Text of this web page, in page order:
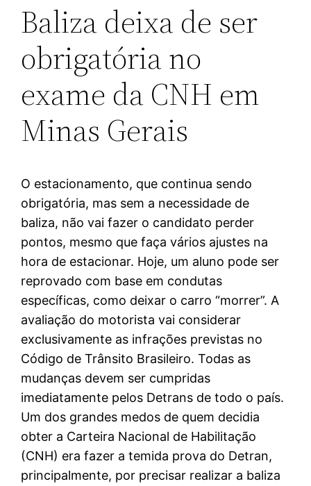
Baliza deixa de ser
obrigatória no
exame da CNH em
Minas Gerais
O estacionamento, que continua sendo
obrigatória, mas sem a necessidade de
baliza, não vai fazer o candidato perder
pontos, mesmo que faça vários ajustes na
hora de estacionar. Hoje, um aluno pode ser
reprovado com base em condutas
específicas, como deixar o carro “morrer”. A
avaliação do motorista vai considerar
exclusivamente as infrações previstas no
Código de Trânsito Brasileiro. Todas as
mudanças devem ser cumpridas
imediatamente pelos Detrans de todo o país.
Um dos grandes medos de quem decidia
obter a Carteira Nacional de Habilitação
(CNH) era fazer a temida prova do Detran,
principalmente, por precisar realizar a baliza